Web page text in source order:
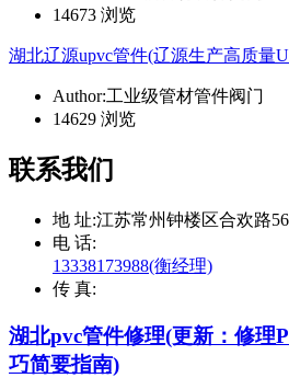
14673 浏览
湖北辽源upvc管件(辽源生产高质量
Author:工业级管材管件阀门
14629 浏览
联系我们
地 址:江苏常州钟楼区合欢路
电 话:
13338173988(衡经理)
传 真:
湖北pvc管件修理(更新：修理
巧简要指南)